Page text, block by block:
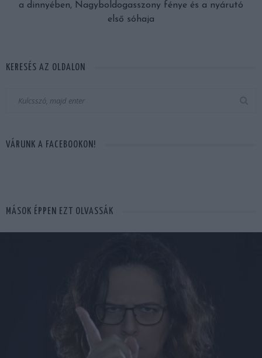
a dinnyében, Nagyboldogasszony fénye és a nyárutó
első sóhaja
KERESÉS AZ OLDALON
VÁRUNK A FACEBOOKON!
MÁSOK ÉPPEN EZT OLVASSÁK